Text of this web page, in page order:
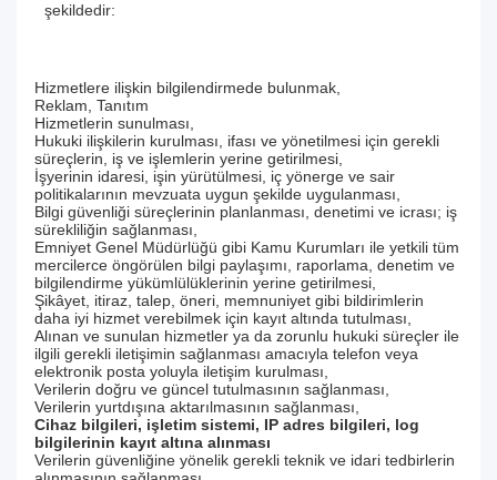
şekildedir:
Hizmetlere ilişkin bilgilendirmede bulunmak,
Reklam, Tanıtım
Hizmetlerin sunulması,
Hukuki ilişkilerin kurulması, ifası ve yönetilmesi için gerekli
süreçlerin, iş ve işlemlerin yerine getirilmesi,
İşyerinin idaresi, işin yürütülmesi, iç yönerge ve sair
politikalarının mevzuata uygun şekilde uygulanması,
Bilgi güvenliği süreçlerinin planlanması, denetimi ve icrası; iş
sürekliliğin sağlanması,
Emniyet Genel Müdürlüğü gibi Kamu Kurumları ile yetkili tüm
mercilerce öngörülen bilgi paylaşımı, raporlama, denetim ve
bilgilendirme yükümlülüklerinin yerine getirilmesi,
Şikâyet, itiraz, talep, öneri, memnuniyet gibi bildirimlerin
daha iyi hizmet verebilmek için kayıt altında tutulması,
Alınan ve sunulan hizmetler ya da zorunlu hukuki süreçler ile
ilgili gerekli iletişimin sağlanması amacıyla telefon veya
elektronik posta yoluyla iletişim kurulması,
Verilerin doğru ve güncel tutulmasının sağlanması,
Verilerin yurtdışına aktarılmasının sağlanması,
Cihaz bilgileri, işletim sistemi, IP adres bilgileri, log
bilgilerinin kayıt altına alınması
Verilerin güvenliğine yönelik gerekli teknik ve idari tedbirlerin